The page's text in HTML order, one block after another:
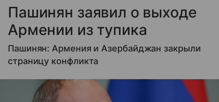
Пашинян заявил о выходе
Армении из тупика
Пашинян: Армения и Азербайджан закрыли
страницу конфликта